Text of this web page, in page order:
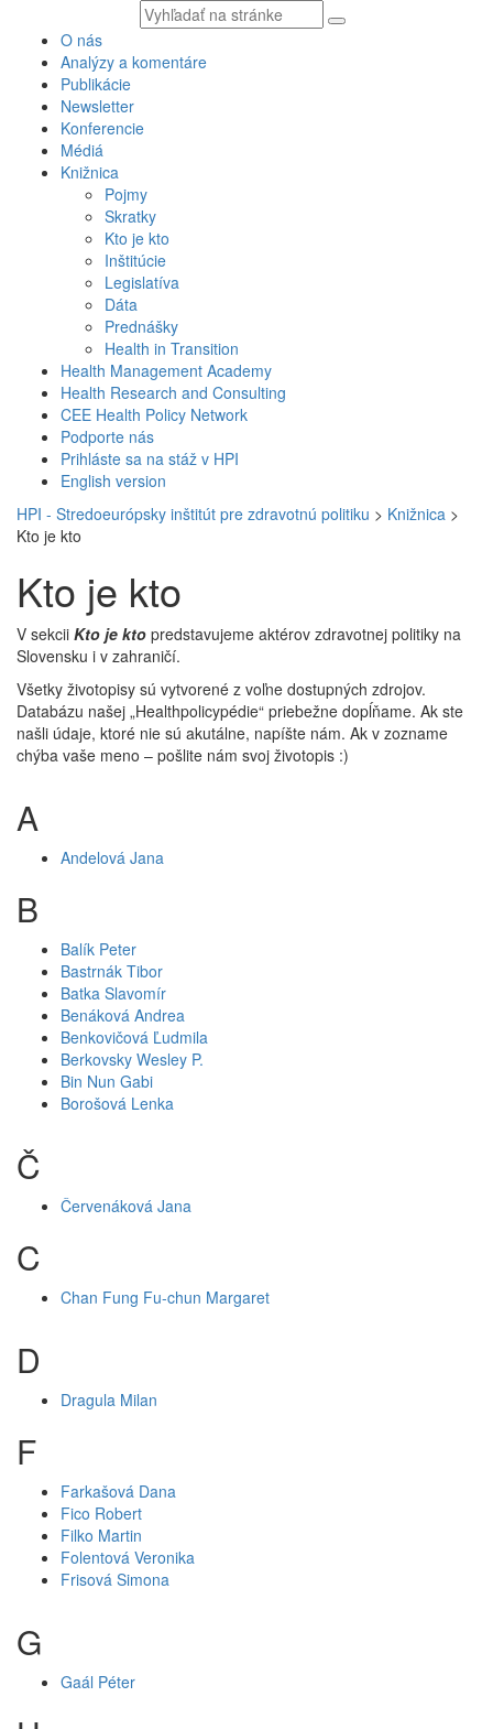
Vyhľadávaný
text
O nás
Analýzy a komentáre
Publikácie
Newsletter
Konferencie
Médiá
Knižnica
Pojmy
Skratky
Kto je kto
Inštitúcie
Legislatíva
Dáta
Prednášky
Health in Transition
Health Management Academy
Health Research and Consulting
CEE Health Policy Network
Podporte nás
Prihláste sa na stáž v HPI
English version
HPI - Stredoeurópsky inštitút pre zdravotnú politiku > Knižnica >
Kto je kto
Kto je kto
V sekcii Kto je kto predstavujeme aktérov zdravotnej politiky na
Slovensku i v zahraničí.
Všetky životopisy sú vytvorené z voľne dostupných zdrojov.
Databázu našej „Healthpolicypédie“ priebežne dopĺňame. Ak ste
našli údaje, ktoré nie sú akutálne, napíšte nám. Ak v zozname
chýba vaše meno – pošlite nám svoj životopis :)
A
Andelová Jana
B
Balík Peter
Bastrnák Tibor
Batka Slavomír
Benáková Andrea
Benkovičová Ľudmila
Berkovsky Wesley P.
Bin Nun Gabi
Borošová Lenka
Č
Červenáková Jana
C
Chan Fung Fu-chun Margaret
D
Dragula Milan
F
Farkašová Dana
Fico Robert
Filko Martin
Folentová Veronika
Frisová Simona
G
Gaál Péter